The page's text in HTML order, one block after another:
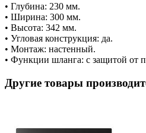
• Глубина: 230 мм.
• Ширина: 300 мм.
• Высота: 342 мм.
• Угловая конструкция: да.
• Монтаж: настенный.
• Функции шланга: с защитой от
Другие товары